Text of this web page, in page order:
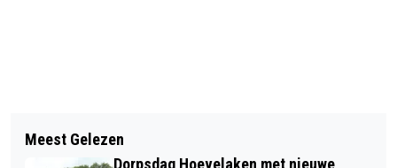
CAFETARIA DE PADDESTOEL
VOORLOPIG WEER OPEN
SAMEN OP AVONTUUR: DE START VAN
Meest Gelezen
Dorpsdag Hoevelaken met nieuwe